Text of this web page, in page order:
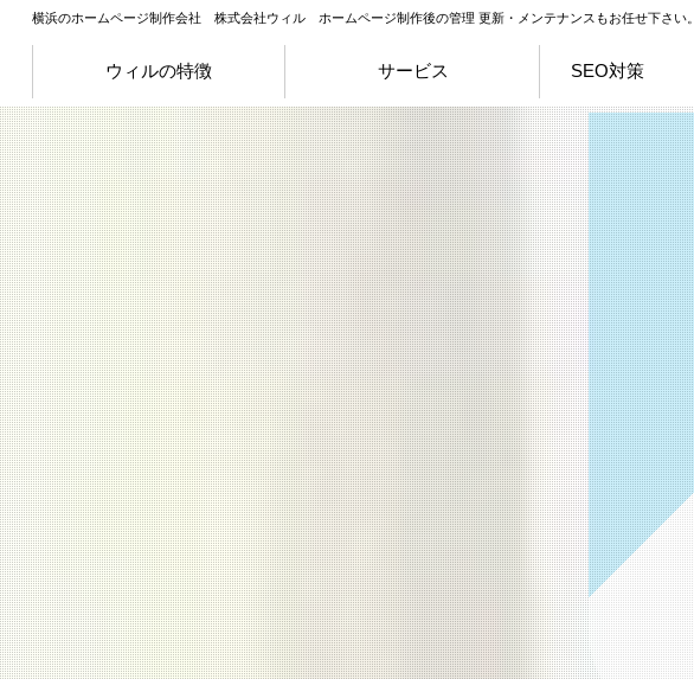
横浜のホームページ制作会社 株式会社ウィル ホームページ制作後の管理 更新・メンテナンスもお任せ下さい。
ウィルの特徴 サービス SEO対策